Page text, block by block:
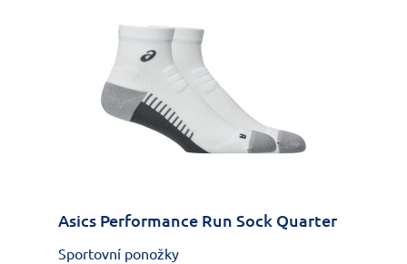
Asics Performance Run Sock Quarter
Sportovní ponožky